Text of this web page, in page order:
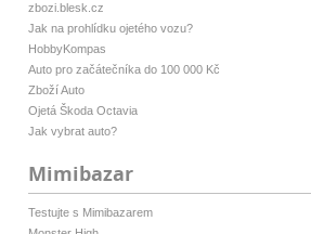
zbozi.blesk.cz
Jak na prohlídku ojetého vozu?
HobbyKompas
Auto pro začátečníka do 100 000 Kč
Zboží Auto
Ojetá Škoda Octavia
Jak vybrat auto?
Mimibazar
Testujte s Mimibazarem